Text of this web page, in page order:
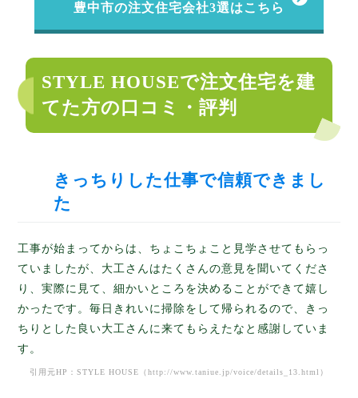
豊中市の注文住宅会社3選はこちら
STYLE HOUSEで注文住宅を建
てた方の口コミ・評判
きっちりした仕事で信頼できまし
た
工事が始まってからは、ちょこちょこと見学させてもらっ
ていましたが、大工さんはたくさんの意見を聞いてくださ
り、実際に見て、細かいところを決めることができて嬉し
かったです。毎日きれいに掃除をして帰られるので、きっ
ちりとした良い大工さんに来てもらえたなと感謝していま
す。
引用元HP：STYLE HOUSE（ http://www.taniue.jp/voice/details_13.html ）